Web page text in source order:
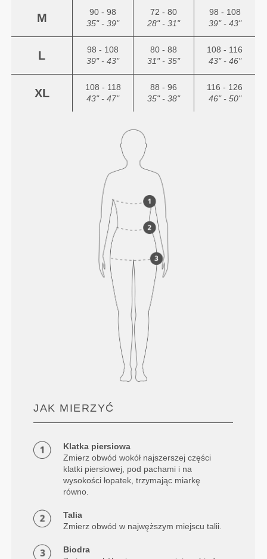
M
90 - 98
35" - 39"
72 - 80
28" - 31"
98 - 108
39" - 43"
L
98 - 108
39" - 43"
80 - 88
31" - 35"
108 - 116
43" - 46"
XL
108 - 118
43" - 47"
88 - 96
35" - 38"
116 - 126
46" - 50"
JAK MIERZYĆ
Klatka piersiowa
Zmierz obwód wokół najszerszej części
klatki piersiowej, pod pachami i na
wysokości łopatek, trzymając miarkę
równo.
Talia
Zmierz obwód w najwęższym miejscu talii.
Biodra